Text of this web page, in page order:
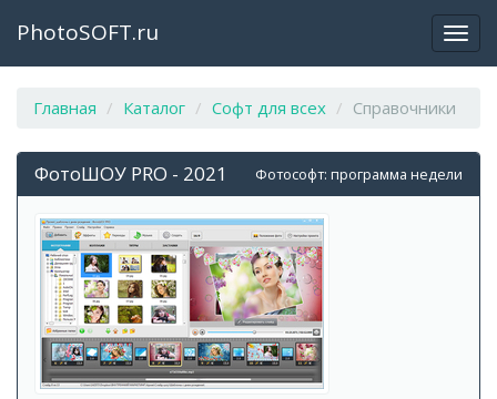
PhotoSOFT.ru
Главная Каталог Софт для всех Справочники
Фотософт: программа недели
ФотоШОУ PRO - 2021